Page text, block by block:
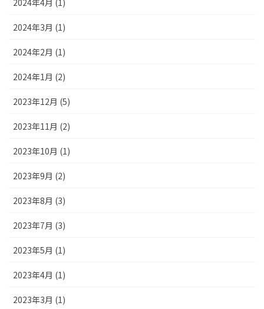
2024年4月 (1)
2024年3月 (1)
2024年2月 (1)
2024年1月 (2)
2023年12月 (5)
2023年11月 (2)
2023年10月 (1)
2023年9月 (2)
2023年8月 (3)
2023年7月 (3)
2023年5月 (1)
2023年4月 (1)
2023年3月 (1)